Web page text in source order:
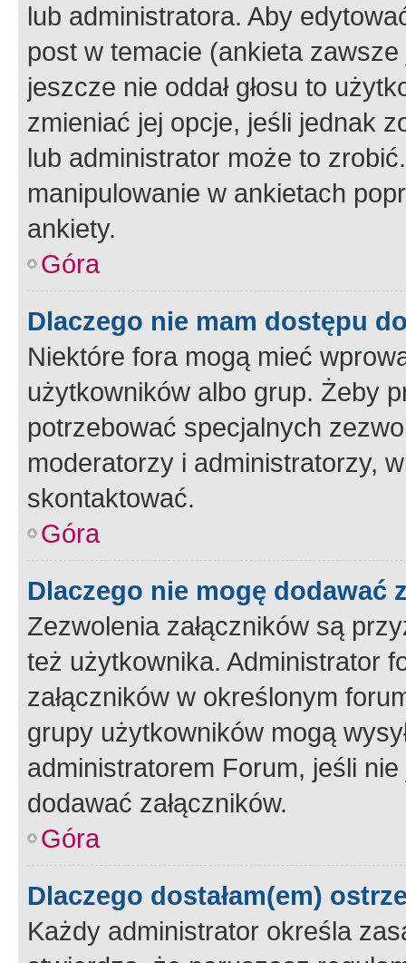
lub administratora. Aby
post w temacie (ankieta
jeszcze nie oddał głosu to
zmieniać jej opcje, jeśli jednak
lub administrator może to
manipulowanie w ankietach
ankiety.
Góra
Dlaczego nie mam dostępu
Niektóre fora mogą mieć
użytkowników albo grup. Żeby
potrzebować specjalnych
moderatorzy i administratorzy,
skontaktować.
Góra
Dlaczego nie mogę dodawać
Zezwolenia załączników są
też użytkownika. Administrator
załączników w określonym
grupy użytkowników mogą
administratorem Forum, jeśli
dodawać załączników.
Góra
Dlaczego dostałam(em)
Każdy administrator określa